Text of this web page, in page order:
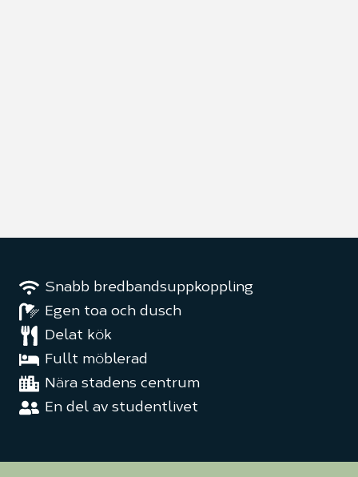
Snabb bredbandsuppkoppling
Egen toa och dusch
Delat kök
Fullt möblerad
Nära stadens centrum
En del av studentlivet